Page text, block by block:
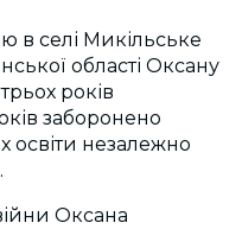
в селі Микільське
області Оксану
років
заборонено
освіти незалежно
Оксана